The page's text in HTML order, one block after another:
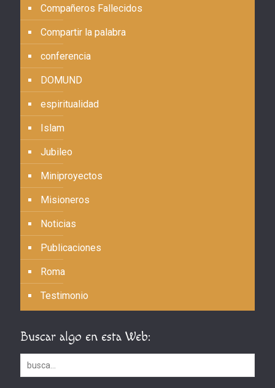
Compañeros Fallecidos
Compartir la palabra
conferencia
DOMUND
espiritualidad
Islam
Jubileo
Miniproyectos
Misioneros
Noticias
Publicaciones
Roma
Testimonio
Buscar algo en esta Web: